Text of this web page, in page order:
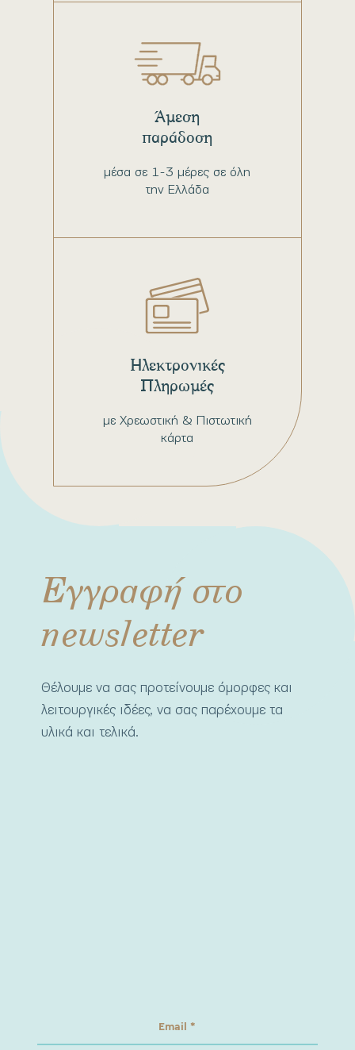
μέσα σε 1-3 μέρες σε όλη
την Ελλάδα
Άμεση
παράδοση
με Χρεωστική & Πιστωτική
κάρτα
Ηλεκτρονικές
Πληρωμές
Εγγραφή στο
newsletter
Θέλουμε να σας προτείνουμε όμορφες και
λειτουργικές ιδέες, να σας παρέχουμε τα
υλικά και τελικά.